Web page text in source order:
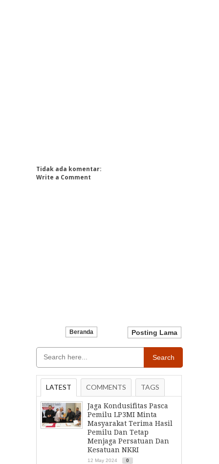
Tidak ada komentar:
Write a Comment
Posting Lama
Beranda
Search
LATEST COMMENTS TAGS
Jaga Kondusifitas Pasca
Pemilu LP3MI Minta
Masyarakat Terima Hasil
Pemilu Dan Tetap
Menjaga Persatuan Dan
Kesatuan NKRI
12 May 2024 0